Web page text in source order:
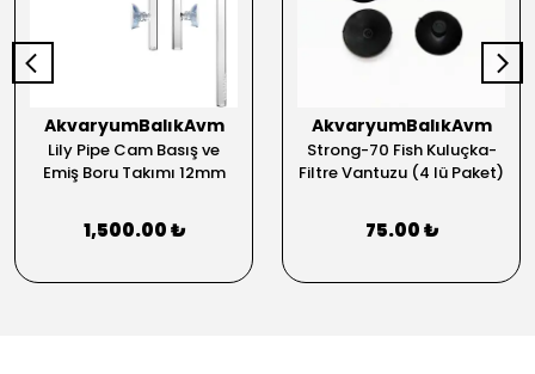
AkvaryumBalıkAvm
Lily Pipe Cam Basış ve
Emiş Boru Takımı 12mm
1,500.00 ₺
AkvaryumBalıkAvm
Strong-70 Fish Kuluçka-
Filtre Vantuzu (4 lü Paket)
75.00 ₺